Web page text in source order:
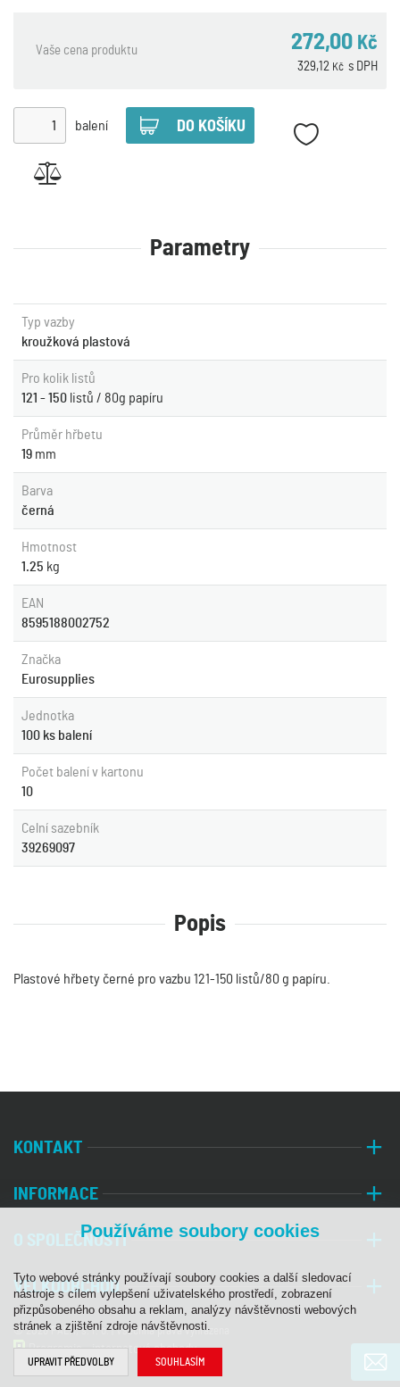
Vaše cena produktu 272,00 Kč
s DPH
329,12 Kč
balení
Parametry
Typ vazby
kroužková plastová
Pro kolik listů
121 - 150 listů / 80g papíru
Průměr hřbetu
19 mm
Barva
černá
Hmotnost
1.25 kg
EAN
8595188002752
Značka
Eurosupplies
Jednotka
100 ks balení
Počet balení v kartonu
10
Celní sazebník
39269097
Popis
Plastové hřbety černé pro vazbu 121-150 listů/80 g papíru.
KONTAKT
INFORMACE
O SPOLEČNOSTI
VELKOOBCHOD
© 2026 PALA, s. r. o. | Všechna práva vyhrazena
Programia - internetové obchody
Používáme soubory cookies
Tyto webové stránky používají soubory cookies a další sledovací
nástroje s cílem vylepšení uživatelského prostředí, zobrazení
přizpůsobeného obsahu a reklam, analýzy návštěvnosti webových
stránek a zjištění zdroje návštěvnosti.
UPRAVIT PŘEDVOLBY SOUHLASÍM